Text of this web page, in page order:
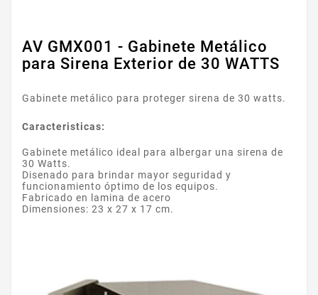
AV GMX001 - Gabinete Metálico
para Sirena Exterior de 30 WATTS
Gabinete metálico para proteger sirena de 30 watts.
Caracteristicas:
Gabinete metálico ideal para albergar una sirena de
30 Watts.
Disenado para brindar mayor seguridad y
funcionamiento óptimo de los equipos.
Fabricado en lamina de acero
Dimensiones: 23 x 27 x 17 cm.